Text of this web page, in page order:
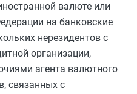
валюте или
на банковские
нерезидентов с
организации,
агента валютного
связанных с